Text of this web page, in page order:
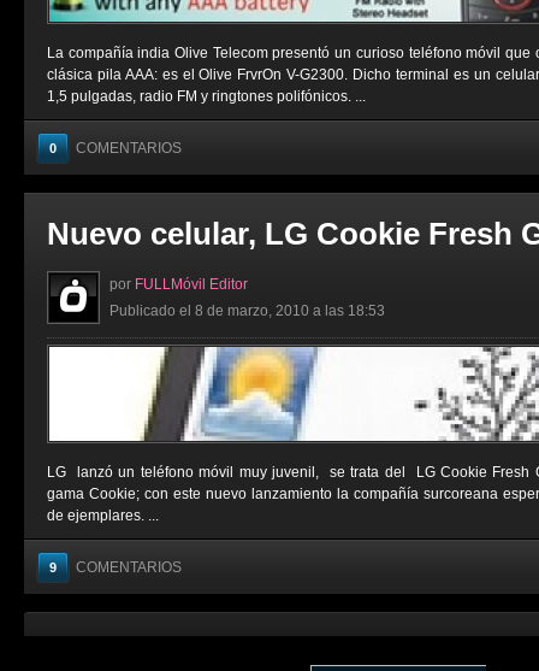
La compañía india Olive Telecom presentó un curioso teléfono móvil
clásica pila AAA: es el Olive FrvrOn V-G2300. Dicho terminal es un
1,5 pulgadas, radio FM y ringtones polifónicos. ...
0 COMENTARIOS
Nuevo celular, LG Cookie Fresh
por FULLMóvil Editor
Publicado el 8 de marzo, 2010 a las 18:53
LG lanzó un teléfono móvil muy juvenil, se trata del LG Cookie Fresh
gama Cookie; con este nuevo lanzamiento la compañía surcoreana
de ejemplares. ...
9 COMENTARIOS